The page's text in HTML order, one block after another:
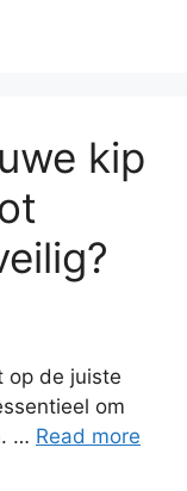
kip
op de juiste
om
… Read more